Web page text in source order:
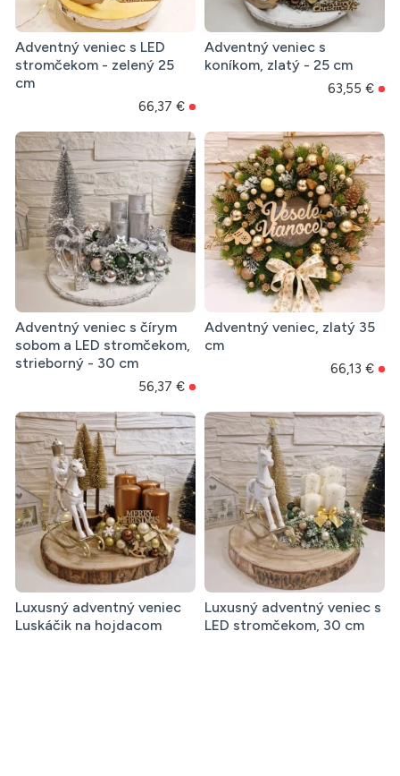
Adventný veniec s LED
stromčekom - zelený 25
cm
66,37 €
Adventný veniec s
koníkom, zlatý - 25 cm
63,55 €
Adventný veniec s čírym
sobom a LED stromčekom,
strieborný - 30 cm
56,37 €
Adventný veniec, zlatý 35
cm
66,13 €
Luxusný adventný veniec
Luskáčik na hojdacom
Luxusný adventný veniec s
LED stromčekom, 30 cm